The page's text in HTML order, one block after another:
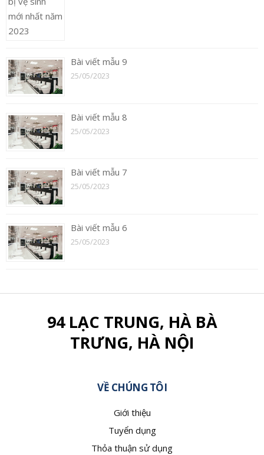
Bài viết mẫu 9
25/05/2023
Bài viết mẫu 8
25/05/2023
Bài viết mẫu 7
25/05/2023
Bài viết mẫu 6
25/05/2023
94 LẠC TRUNG, HÀ BÀ
TRƯNG, HÀ NỘI
VỀ CHÚNG TÔI
Giới thiệu
Tuyển dụng
Thỏa thuận sử dụng